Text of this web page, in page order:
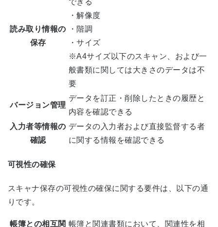
読み取り情報の
保存
・解像度
・階調
・サイズ
※A4サイズ以下のスキャン、および一
般書類に関しては大きさのデータは不
要
バージョン管理
データを訂正・削除したときの履歴と
内容を確認できる
入力者等情報の
確認
データの入力者および直接監督する者
に関する情報を確認できる
可視性の確保
スキャナ保存の可視性の確保に関する要件は、以下の通
りです。
帳簿との相互関 帳簿と関連書類において、関連性を相